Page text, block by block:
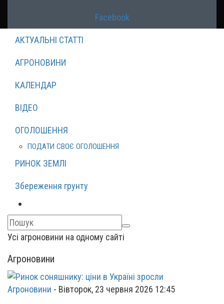
Facebook
АКТУАЛЬНІ СТАТТІ
АГРОНОВИНИ
КАЛЕНДАР
ВІДЕО
ОГОЛОШЕННЯ
ПОДАТИ СВОЄ ОГОЛОШЕННЯ
РИНОК ЗЕМЛІ
Збереження грунту
Усі агроновини на одному сайті
Агроновини
Агроновини - Вівторок, 23 червня 2026 12:45